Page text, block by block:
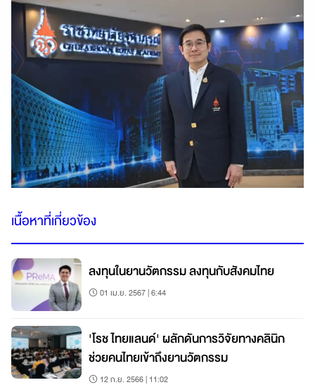
เนื้อหาที่เกี่ยวข้อง
ลงทุนในยานวัตกรรม ลงทุนกับสังคมไทย
01 เม.ย. 2567 | 6:44
'โรช ไทยแลนด์' ผลักดันการวิจัยทางคลินิก
ช่วยคนไทยเข้าถึงยานวัตกรรม
12 ก.ย. 2566 | 11:02